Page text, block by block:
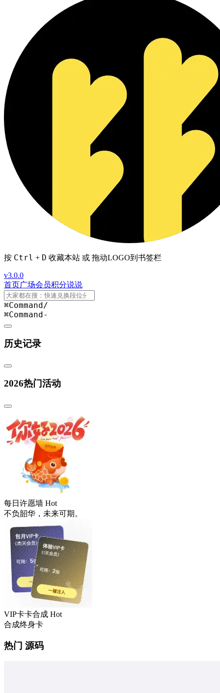
按 Ctrl + D 收藏本站 或 拖动LOGO到书签栏
v3.0.0
首页广场会员积分说说
⌘Command/
⌘Command-
历史记录
2026热门活动
每日许愿墙 Hot
不负韶华，未来可期。
VIP卡卡合成 Hot
合成终身卡
热门 源码